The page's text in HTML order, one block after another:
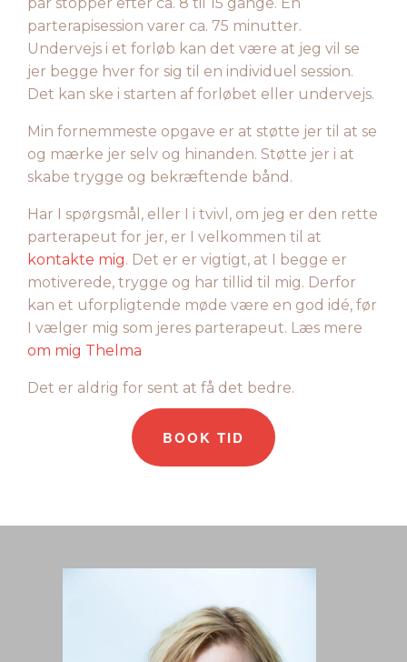
parterapisession varer ca. 75 minutter.
Undervejs i et forløb kan det være at jeg vil se
jer begge hver for sig til en individuel session.
Det kan ske i starten af forløbet eller undervejs.
Min fornemmeste opgave er at støtte jer til at se
og mærke jer selv og hinanden. Støtte jer i at
skabe trygge og bekræftende bånd.
Har I spørgsmål, eller I i tvivl, om jeg er den rette
parterapeut for jer, er I velkommen til at
kontakte mig. Det er er vigtigt, at I begge er
motiverede, trygge og har tillid til mig. Derfor
kan et uforpligtende møde være en god idé, før
I vælger mig som jeres parterapeut. Læs mere
om mig Thelma
Det er aldrig for sent at få det bedre.
BOOK TID